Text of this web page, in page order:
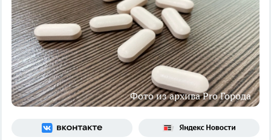
Фото из архива Pro Города